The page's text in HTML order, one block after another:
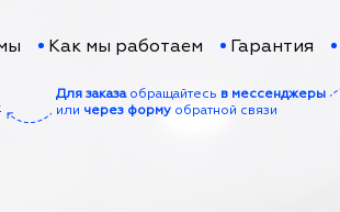
Как мы работаем Гарантия
Для заказаобращайтесь в мессенджеры
или через форму обратной связи